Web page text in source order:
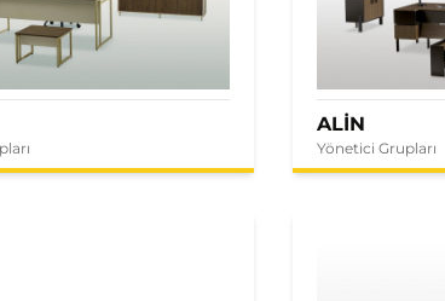
ALİN
Yönetici Grupları